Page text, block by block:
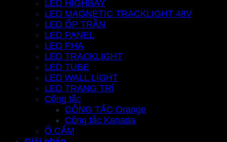
LED HIGHBAY
LED MAGNETIC TRACKLIGHT 48V
LED ỐP TRẦN
LED PANEL
LED PHA
LED TRACKLIGHT
LED TUBE
LED WALL LIGHT
LED TRANG TRÍ
Công tắc
CÔNG TẮC Orange
Công tắc Kanada
Ổ CẮM